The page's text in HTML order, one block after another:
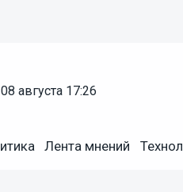
08 августа 17:26
Лента мнений